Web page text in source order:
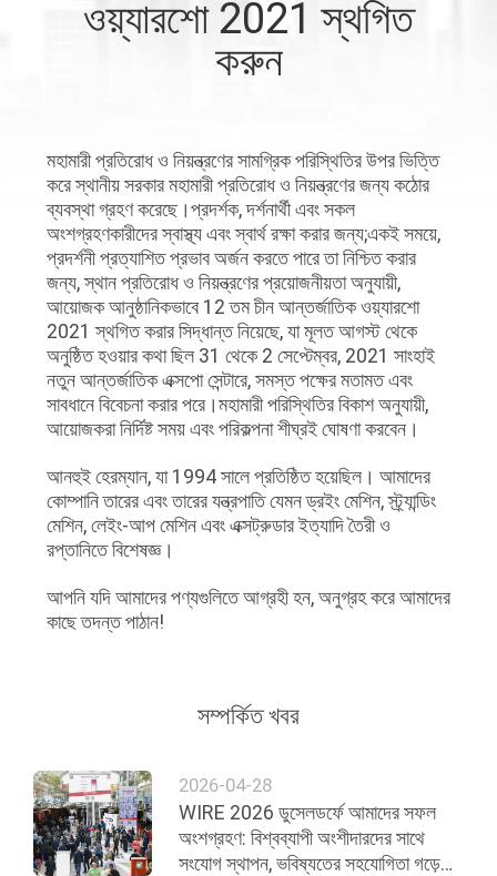
উদ্ধৃতির
আবেদন
সাইট
ম্যাপ
গোপনীয়তা
ওয়্যারশো 2021 স্থগিত
করুন
মহামারী প্রতিরোধ ও নিয়ন্ত্রণের সামগ্রিক পরিস্থিতির উপর ভিত্তি
করে স্থানীয় সরকার মহামারী প্রতিরোধ ও নিয়ন্ত্রণের জন্য কঠোর
ব্যবস্থা গ্রহণ করেছে।প্রদর্শক, দর্শনার্থী এবং সকল
অংশগ্রহণকারীদের স্বাস্থ্য এবং স্বার্থ রক্ষা করার জন্য;একই সময়ে,
প্রদর্শনী প্রত্যাশিত প্রভাব অর্জন করতে পারে তা নিশ্চিত করার
জন্য, স্থান প্রতিরোধ ও নিয়ন্ত্রণের প্রয়োজনীয়তা অনুযায়ী,
আয়োজক আনুষ্ঠানিকভাবে 12 তম চীন আন্তর্জাতিক ওয়্যারশো
2021 স্থগিত করার সিদ্ধান্ত নিয়েছে, যা মূলত আগস্ট থেকে
অনুষ্ঠিত হওয়ার কথা ছিল 31 থেকে 2 সেপ্টেম্বর, 2021 সাংহাই
নতুন আন্তর্জাতিক এক্সপো সেন্টারে, সমস্ত পক্ষের মতামত এবং
সাবধানে বিবেচনা করার পরে।মহামারী পরিস্থিতির বিকাশ অনুযায়ী,
আয়োজকরা নির্দিষ্ট সময় এবং পরিকল্পনা শীঘ্রই ঘোষণা করবেন।
আনহুই হেরম্যান, যা 1994 সালে প্রতিষ্ঠিত হয়েছিল। আমাদের
কোম্পানি তারের এবং তারের যন্ত্রপাতি যেমন ড্রইং মেশিন, স্ট্র্যান্ডিং
মেশিন, লেইং-আপ মেশিন এবং এক্সট্রুডার ইত্যাদি তৈরী ও
রপ্তানিতে বিশেষজ্ঞ।
আপনি যদি আমাদের পণ্যগুলিতে আগ্রহী হন, অনুগ্রহ করে আমাদের
কাছে তদন্ত পাঠান!
সম্পর্কিত খবর
2026-04-28
WIRE 2026 ডুসেলডর্ফে আমাদের সফল
অংশগ্রহণ: বিশ্বব্যাপী অংশীদারদের সাথে
সংযোগ স্থাপন, ভবিষ্যতের সহযোগিতা গড়ে